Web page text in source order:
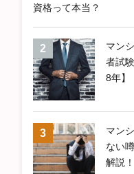
資格って本当？
マン
者試
8年】
マン
ない
解説！